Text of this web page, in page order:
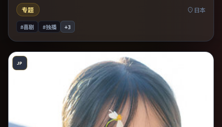
专题
日本
#喜剧 #独播 +3
JP